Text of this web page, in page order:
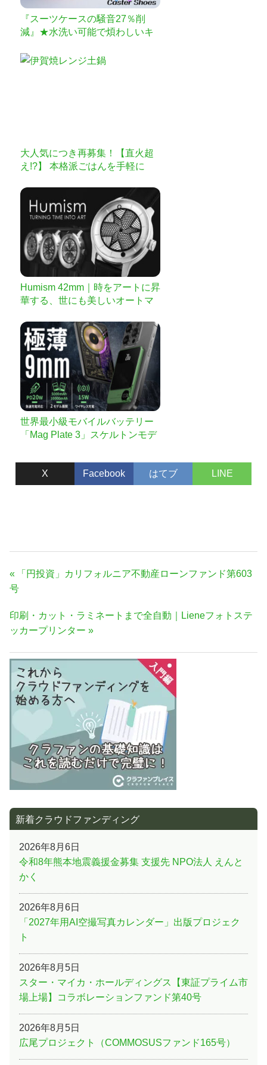
『スーツケースの騒音27％削
減』★水洗い可能で煩わしいキ
ーツケースの衝撃や振動も軽減
大人気につき再募集！【直火超
え!?】 本格派ごはんを手軽に
Humism 42mm｜時をアートに昇
華する、世にも美しいオートマ
世界最小級モバイルバッテリー
「Mag Plate 3」スケルトンモデ
X Facebook はてブ LINE
投
稿
ビ
ゲ
ー
シ
ョ
ン
前
の
事:
「円投資」カリフォルニア不動産ローンファンド第603
号
次
の
事:
印刷・カット・ラミネートまで全自動｜Lieneフォトステ
ッカープリンター
新着クラウドファンディング
2026年8月6日
令和8年熊本地震義援金募集 支援先 NPO法人 えんと
かく
2026年8月6日
「2027年用AI空撮写真カレンダー」出版プロジェク
ト
2026年8月5日
スター・マイカ・ホールディングス【東証プライム市
場上場】コラボレーションファンド第40号
2026年8月5日
広尾プロジェクト（COMMOSUSファンド165号）